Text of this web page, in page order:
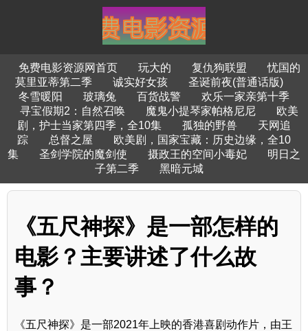
免费电影资源网首页 玩大的 复仇狗联盟
忧国的
莫里亚蒂第二季
诚实好女孩
圣诞前夜(普通话版)
冬雪暖阳
玻璃兔 百货战警
欢乐一家亲第十季
寻宝假期2：自然召唤
魔鬼小提琴家帕格尼尼
欧美
剧，护士当家第四季，全10集
孤独的野兽
天网追
踪
总督之屋
欧美剧，国家宝藏：历史边缘，全10
集
圣剑学院的魔剑使 摄政王的空间小毒妃
明日之
子第二季
黑暗元城
《五尺神探》是一部怎样的
电影？主要讲述了什么故
事？
《五尺神探》是一部2021年上映的香港喜剧动作片，由王